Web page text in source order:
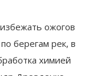
ожогов
берегам рек, в